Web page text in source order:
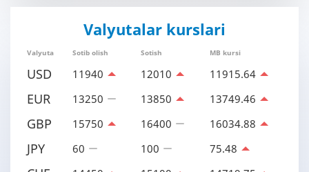
Valyutalar kurslari
Valyuta Sotib olish Sotish MB kursi
USD 11940 12010 11915.64
EUR 13250 13850 13749.46
GBP 15750 16400 16034.88
JPY 60 100 75.48